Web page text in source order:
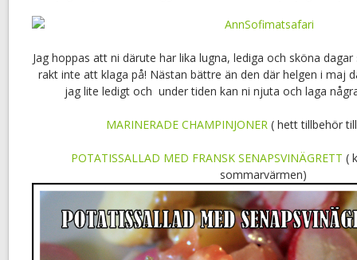
Jag hoppas att ni därute har lika lugna, lediga och sköna
rakt inte att klaga på! Nästan bättre än den där helgen i maj
jag lite ledigt och under tiden kan ni njuta och laga
MARINERADE CHAMPINJONER ( hett tillbehör
POTATISSALLAD MED FRANSK SENAPSVINÄGRETT (
sommarvärmen)